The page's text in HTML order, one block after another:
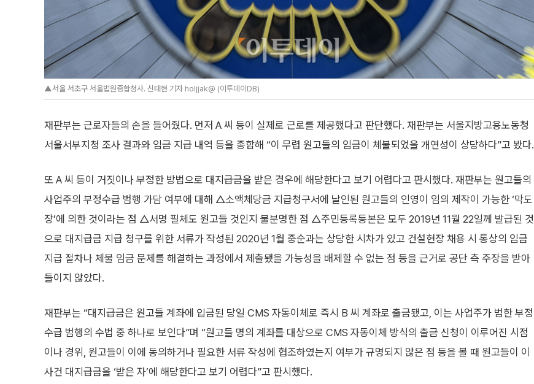
▲서울 서초구 서울법원종합청사. 신태현 기자 holjjak@ (이투데이DB)
재판부는 근로자들의 손을 들어줬다. 먼저 A 씨 등이 실제로 근로를 제공했다고 판단했다. 재판부는 서울지방고용노동청
서울서부지청 조사 결과와 임금 지급 내역 등을 종합해 “이 무렵 원고들의 임금이 체불되었을 개연성이 상당하다”고 봤다.
또 A 씨 등이 거짓이나 부정한 방법으로 대지급금을 받은 경우에 해당한다고 보기 어렵다고 판시했다. 재판부는 원고들의
사업주의 부정수급 범행 가담 여부에 대해 △소액체당금 지급청구서에 날인된 원고들의 인영이 임의 제작이 가능한 ‘막도
장’에 의한 것이라는 점 △서명 필체도 원고들 것인지 불분명한 점 △주민등록등본은 모두 2019년 11월 22일께 발급된 것
으로 대지급금 지급 청구를 위한 서류가 작성된 2020년 1월 중순과는 상당한 시차가 있고 건설현장 채용 시 통상의 임금
지급 절차나 체불 임금 문제를 해결하는 과정에서 제출됐을 가능성을 배제할 수 없는 점 등을 근거로 공단 측 주장을 받아
들이지 않았다.
재판부는 “대지급금은 원고들 계좌에 입금된 당일 CMS 자동이체로 즉시 B 씨 계좌로 출금됐고, 이는 사업주가 범한 부정
수급 범행의 수법 중 하나로 보인다”며 “원고들 명의 계좌를 대상으로 CMS 자동이체 방식의 출금 신청이 이루어진 시점
이나 경위, 원고들이 이에 동의하거나 필요한 서류 작성에 협조하였는지 여부가 규명되지 않은 점 등을 볼 때 원고들이 이
사건 대지급금을 ‘받은 자’에 해당한다고 보기 어렵다”고 판시했다.